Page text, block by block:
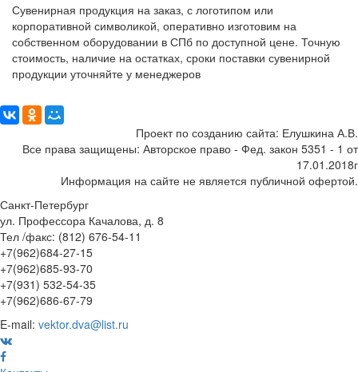
Сувенирная продукция на заказ, с логотипом или
корпоративной символикой, оперативно изготовим на
собственном оборудовании в СПб по доступной цене. Точную
стоимость, наличие на остатках, сроки поставки сувенирной
продукции уточняйте у менеджеров
Проект по созданию сайта: Елушкина А.В.
Все права защищены: Авторское право - Фед. закон 5351 - 1 от
17.01.2018г
Информация на сайте не является публичной офертой.
Санкт-Петербург
ул. Профессора Качалова, д. 8
Тел /факс: (812) 676-54-11
+7(962)684-27-15
+7(962)685-93-70
+7(931) 532-54-35
+7(962)686-67-79
E-mail: vektor.dva@list.ru